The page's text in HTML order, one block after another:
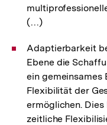
(…)
Adaptierbarkeit
Ebene die
ein gemeinsames
Flexibilität der
ermöglichen.
zeitliche